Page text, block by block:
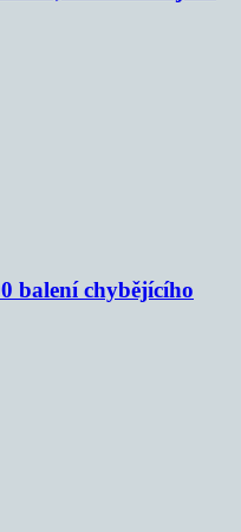
balení chybějícího